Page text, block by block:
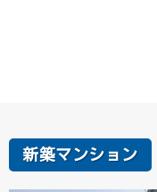
新築マンション